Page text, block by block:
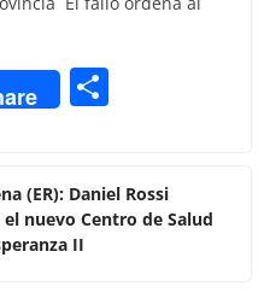
p
ar
(ER): Daniel Rossi
nuevo Centro de Salud
II